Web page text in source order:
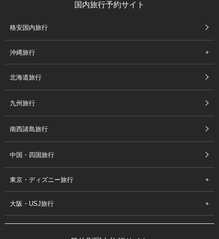
国内旅行予約サイト
格安国内旅行
沖縄旅行
北海道旅行
九州旅行
南西諸島旅行
中国・四国旅行
東京・ディズニー旅行
大阪・USJ旅行